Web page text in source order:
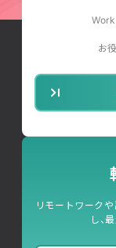
お
リモートワーク
し、